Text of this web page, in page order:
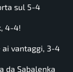
sul 5-4
4-4!
ai vantaggi, 3-4
da Sabalenka